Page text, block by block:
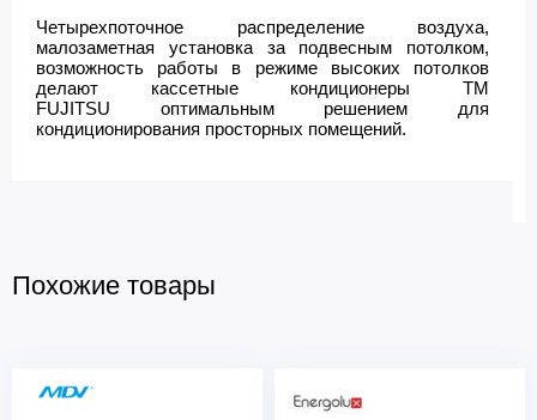
Четырехпоточное распределение воздуха,
малозаметная установка за подвесным потолком,
возможность работы в режиме высоких потолков
делают кассетные кондиционеры ТМ
FUJITSU оптимальным решением для
кондиционирования просторных помещений.
Похожие товары